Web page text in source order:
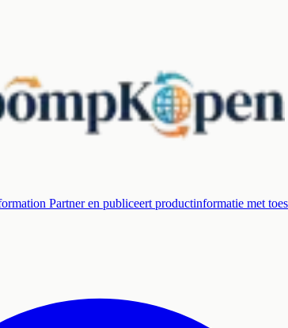
Partner en publiceert productinformatie met